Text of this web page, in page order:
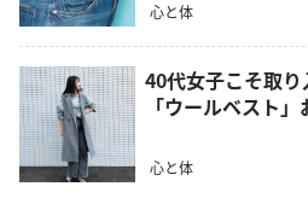
心と体
40代女子こそ取
「ウールベスト
心と体